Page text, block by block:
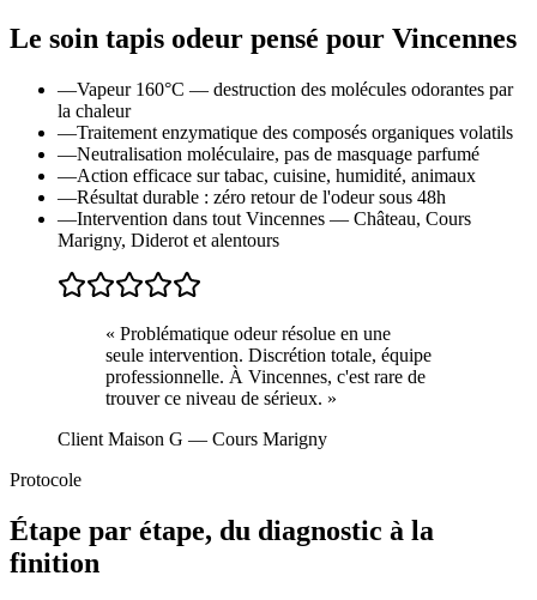
Le soin tapis odeur pensé pour Vincennes
—Vapeur 160°C — destruction des molécules odorantes par
la chaleur
—Traitement enzymatique des composés organiques volatils
—Neutralisation moléculaire, pas de masquage parfumé
—Action efficace sur tabac, cuisine, humidité, animaux
—Résultat durable : zéro retour de l'odeur sous 48h
—Intervention dans tout Vincennes — Château, Cours
Marigny, Diderot et alentours
« Problématique odeur résolue en une
seule intervention. Discrétion totale, équipe
professionnelle. À Vincennes, c'est rare de
trouver ce niveau de sérieux. »
Client Maison G — Cours Marigny
Protocole
Étape par étape, du diagnostic à la
finition